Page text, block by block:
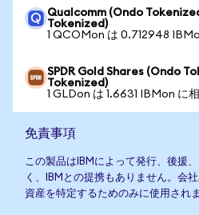
Qualcomm (Ondo
Tokenized)
1 QCOMon は 0.712948
SPDR Gold Shares (Ondo
Tokenized)
1 GLDon は 1.6631 IBMon に
免責事項
この製品はIBMによって発行、後援
く、IBMとの提携もありません。会
資産を特定するためのみに使用されま